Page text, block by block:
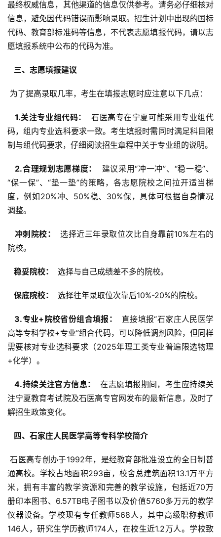
最终权威信息，其他渠道的信息仅供参考。请务必仔细核对
信息，避免因代码错误而影响录取。招生计划中出现的国标
代码、教育部标准码等信息，不代表志愿填报代码，请以志
愿填报系统中公布的代码为准。
  三、志愿填报建议
为了提高录取几率，考生在填报志愿时应注意以下几点：
  1.关注专业组代码：
石医高专在宁夏可能采用专业组代
码，组内专业选科要求一致。考生填报时需同时满足科目限
制与组代码要求，仔细阅读招生章程中关于专业组的说明。
  2.合理规划志愿梯度：
建议采用“冲一冲”、“稳一稳”、
“保一保”、“垫一垫”的策略，各志愿院校之间拉开适当梯
度，例如20%冲、50%稳、30%保，具体可根据自身情况
调整。
  冲刺院校：
选择近三年录取位次比自身靠前10%左右的
院校。
  稳妥院校：
选择与自己成绩差不多的院校。
  保底院校：
选择往年录取位次靠后10%-20%的院校。
  3.专业+院校省份组合填报：
直接填报“石家庄人民医学
高等专科学校+专业”组合代码，可以降低调剂风险，但同样
需要核对专业选科要求（2025年理工类专业普遍限选物理
+化学）。
  4.持续关注官方信息：
在志愿填报期间，考生应持续关
注宁夏教育考试院及石医高专官网发布的最新信息，及时了
解招生政策变化。
  四、石家庄人民医学高等专科学校简介
石医高专创办于1992年，是经教育部批准设立的全日制普
通高校。学校占地面积293亩，校舍总建筑面积13.1万平方
米，拥有丰富的教学资源和完善的教学设施，包括近70万
册印本图书、6.57TB电子图书以及价值5760多万元的教学
仪器设备。学校现有专任教师568人，其中高级职称教师
146人，研究生学历教师174人，在校生近1.2万人。学校致